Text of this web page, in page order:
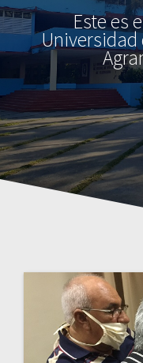
Este es
Universidad